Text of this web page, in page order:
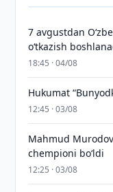
7 avgustdan
o‘tkazish
18:45 · 04/08
Hukumat
12:45 · 03/08
Mahmud
chempioni bo‘ldi
12:25 · 03/08